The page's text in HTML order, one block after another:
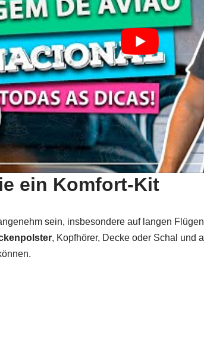
ein Komfort-Kit
sein, insbesondere auf langen
, Kopfhörer, Decke oder Schal und